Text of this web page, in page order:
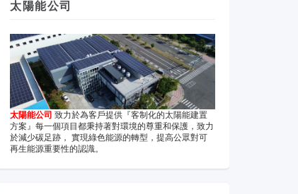
太陽能公司
太陽能公司 致力於為客戶提供『客制化的太陽能建置
方案』每一個項目都秉持著對環境的尊重和保護，致力
於減少碳足跡， 實現綠色能源的轉型，提高公眾對可
再生能源重要性的認識。